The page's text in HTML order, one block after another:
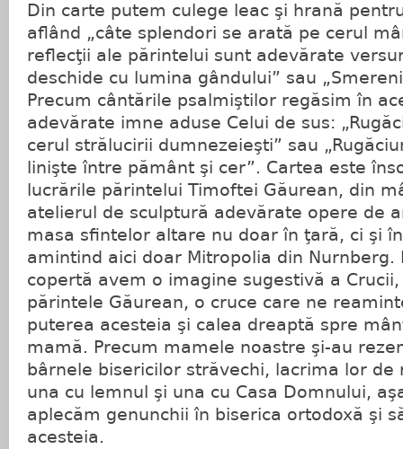
Din carte putem culege leac şi hrană
aflând „câte splendori se arată pe cerul
reflecţii ale părintelui sunt adevărate
deschide cu lumina gândului” sau
Precum cântările psalmiştilor regăsim în
adevărate imne aduse Celui de sus:
cerul strălucirii dumnezeieşti” sau
linişte între pământ şi cer”. Cartea este
lucrările părintelui Timoftei Găurean, din
atelierul de sculptură adevărate opere de
masa sfintelor altare nu doar în ţară, ci şi
amintind aici doar Mitropolia din Nurnberg.
copertă avem o imagine sugestivă a
părintele Găurean, o cruce care ne
puterea acesteia şi calea dreaptă spre
mamă. Precum mamele noastre şi-au
bârnele bisericilor străvechi, lacrima lor de
una cu lemnul şi una cu Casa Domnului,
aplecăm genunchii în biserica ortodoxă şi
acesteia.